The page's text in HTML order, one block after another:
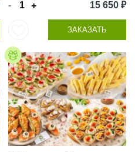
- + 15 650 ₽
ЗАКАЗАТЬ